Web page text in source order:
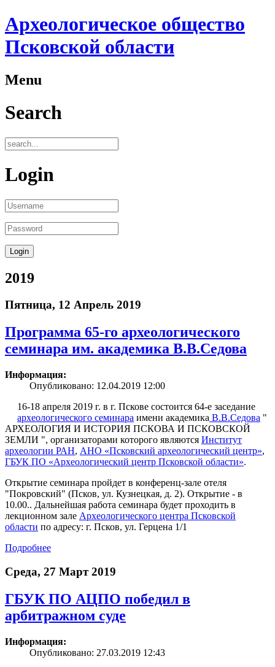
Археологическое общество
Псковской области
Menu
Search
Login
2019
Пятница, 12 Апрель 2019
Программа 65-го археологического
семинара им. академика В.В.Седова
Информация:
Опубликовано: 12.04.2019 12:00
16-18 апреля 2019 г. в г. Пскове состоится 64-е заседание
археологического семинара имени академика В.В.Седова "
АРХЕОЛОГИЯ И ИСТОРИЯ ПСКОВА И ПСКОВСКОЙ
ЗЕМЛИ ", организаторами которого являются Институт
археологии РАН, АНО «Псковский археологический центр»,
ГБУК ПО «Археологический центр Псковской области».
Открытие семинара пройдет в конференц-зале отеля
"Покровский" (Псков, ул. Кузнецкая, д. 2). Открытие - в
10.00.. Дальнейшая работа семинара будет проходить в
лекционном зале Археологического центра Псковской
области по адресу: г. Псков, ул. Герцена 1/1
Подробнее
Среда, 27 Март 2019
ГБУК ПО АЦПО победил в
арбитражном суде
Информация:
Опубликовано: 27.03.2019 12:43